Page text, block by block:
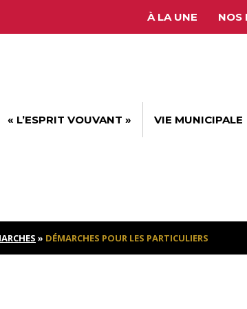
À LA UNE NOS
« L’ESPRIT VOUVANT » VIE MUNICIPALE
» DÉMARCHES POUR LES PARTICULIERS